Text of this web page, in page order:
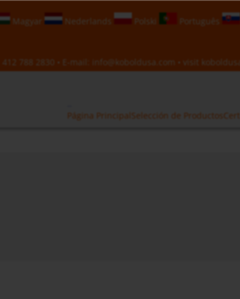
Magyar Nederlands Polski Português
412 788 2830 • E-mail: info@koboldusa.com • visit
Página Principal Selección de Productos